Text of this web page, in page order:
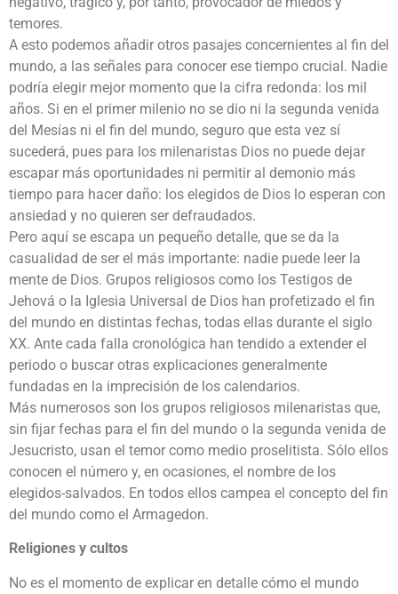
temores.
A esto podemos añadir otros pasajes concernientes al fin del
mundo, a las señales para conocer ese tiempo crucial. Nadie
podría elegir mejor momento que la cifra redonda: los mil
años. Si en el primer milenio no se dio ni la segunda venida
del Mesías ni el fin del mundo, seguro que esta vez sí
sucederá, pues para los milenaristas Dios no puede dejar
escapar más oportunidades ni permitir al demonio más
tiempo para hacer daño: los elegidos de Dios lo esperan con
ansiedad y no quieren ser defraudados.
Pero aquí se escapa un pequeño detalle, que se da la
casualidad de ser el más importante: nadie puede leer la
mente de Dios. Grupos religiosos como los Testigos de
Jehová o la Iglesia Universal de Dios han profetizado el fin
del mundo en distintas fechas, todas ellas durante el siglo
XX. Ante cada falla cronológica han tendido a extender el
periodo o buscar otras explicaciones generalmente
fundadas en la imprecisión de los calendarios.
Más numerosos son los grupos religiosos milenaristas que,
sin fijar fechas para el fin del mundo o la segunda venida de
Jesucristo, usan el temor como medio proselitista. Sólo ellos
conocen el número y, en ocasiones, el nombre de los
elegidos-salvados. En todos ellos campea el concepto del fin
del mundo como el Armagedon.
Religiones y cultos
No es el momento de explicar en detalle cómo el mundo